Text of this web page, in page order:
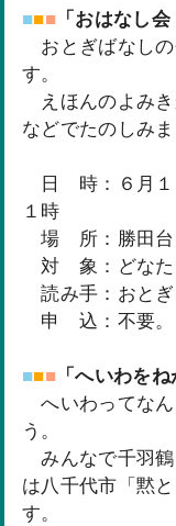
■■■ 「おはなし
おとぎばなしの
す。
えほんのよみき
などでたのしみま
日 時：６月１
１時
場 所：勝田台
対 象：どなた
読み手：おとぎ
申 込：不要。
■■■ 「へいわを
へいわってなん
う。
みんなで千羽鶴
は八千代市「黙
す。